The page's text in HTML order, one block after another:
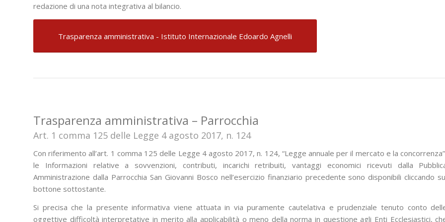
redazione di una nota integrativa al bilancio.
Trasparenza amministrativa - Istituto Internazionale Edoardo Agnelli
Trasparenza amministrativa – Parrocchia
Art. 1 comma 125 delle Legge 4 agosto 2017, n. 124
Con riferimento all’art. 1 comma 125 delle Legge 4 agosto 2017, n. 124, “Legge annuale per il mercato e la
le Informazioni relative a sovvenzioni, contributi, incarichi retribuiti, vantaggi economici ricevuti dalla
Amministrazione dalla Parrocchia San Giovanni Bosco nell’esercizio finanziario precedente sono disponibili cliccando
bottone sottostante.
Si precisa che la presente informativa viene attuata in via puramente cautelativa e prudenziale tenuto conto
oggettive difficoltà interpretative in merito alla applicabilità o meno della norma in questione agli Enti Ecclesiastici,